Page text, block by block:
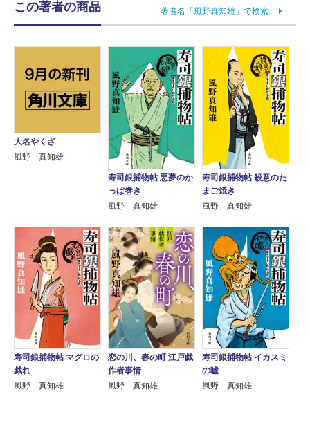
この著者の商品 著者名「風野真知雄」で検索
大名やくざ
風野 真知雄
寿司銀捕物帖 悪夢のか
っぱ巻き
風野 真知雄
寿司銀捕物帖 殺意のた
まご焼き
風野 真知雄
寿司銀捕物帖 マグロの
戯れ
風野 真知雄
恋の川、春の町 江戸戯
作者事情
風野 真知雄
寿司銀捕物帖 イカスミ
の嘘
風野 真知雄